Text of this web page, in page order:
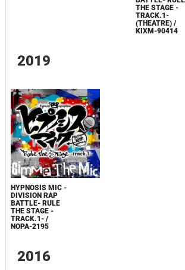
THE STAGE -
TRACK.1-
(THEATRE) /
KIXM-90414
2019
HYPNOSIS MIC -
DIVISION RAP
BATTLE- RULE
THE STAGE -
TRACK.1- /
NOPA-2195
2016